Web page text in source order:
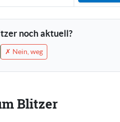
noch aktuell?
✗ Nein, weg
Blitzer